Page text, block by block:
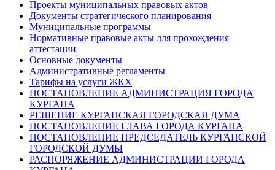
Проекты муниципальных правовых актов
Документы стратегического планирования
Муниципальные программы
Нормативные правовые акты для прохождения
аттестации
Основные документы
Административные регламенты
Тарифы на услуги ЖКХ
ПОСТАНОВЛЕНИЕ АДМИНИСТРАЦИЯ ГОРОДА
КУРГАНА
РЕШЕНИЕ КУРГАНСКАЯ ГОРОДСКАЯ ДУМА
ПОСТАНОВЛЕНИЕ ГЛАВА ГОРОДА КУРГАНА
ПОСТАНОВЛЕНИЕ ПРЕДСЕДАТЕЛЬ КУРГАНСКОЙ
ГОРОДСКОЙ ДУМЫ
РАСПОРЯЖЕНИЕ АДМИНИСТРАЦИИ ГОРОДА